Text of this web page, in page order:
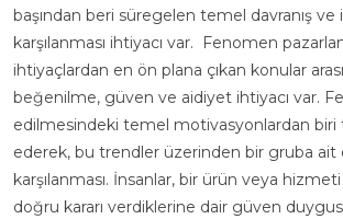
başından beri süregelen temel davranış ve
karşılanması ihtiyacı var. Fenomen
ihtiyaçlardan en ön plana çıkan konular
beğenilme, güven ve aidiyet ihtiyacı var.
edilmesindeki temel motivasyonlardan biri
ederek, bu trendler üzerinden bir gruba ait
karşılanması. İnsanlar, bir ürün veya hizmeti
doğru kararı verdiklerine dair güven